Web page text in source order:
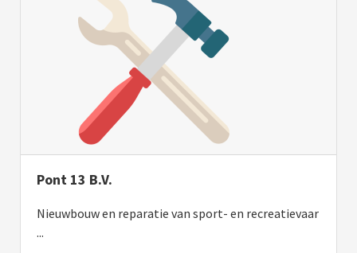
Pont 13 B.V.
Nieuwbouw en reparatie van sport- en recreatievaar
...